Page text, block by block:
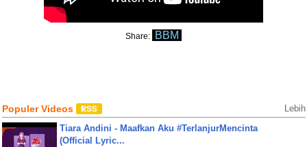
Share: BBM
Populer Videos Lebih
Tiara Andini - Maafkan Aku #TerlanjurMencinta
(Official Lyric...